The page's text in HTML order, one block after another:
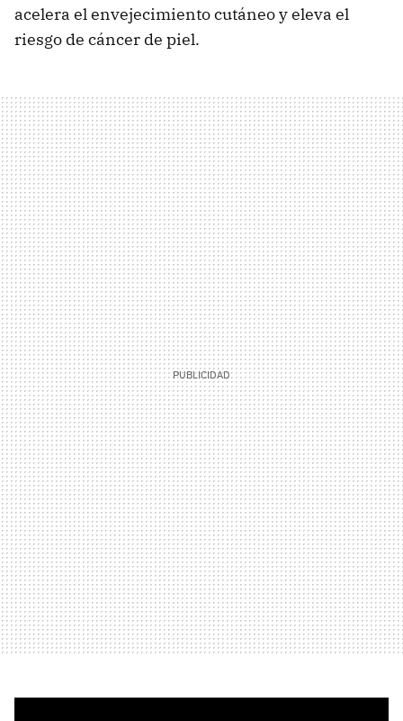
acelera el envejecimiento cutáneo y eleva el
riesgo de cáncer de piel.